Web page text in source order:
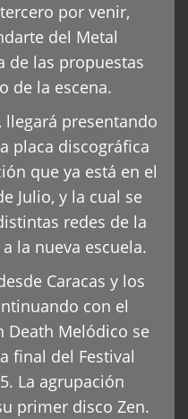
por venir,
del Metal
de las propuestas
de la escena.
llegará presentando
placa discográfica
que ya está en el
Julio, y la cual se
redes de la
la nueva escuela.
Caracas y los
con el
Death Melódico se
final del Festival
La agrupación
primer disco Zen.